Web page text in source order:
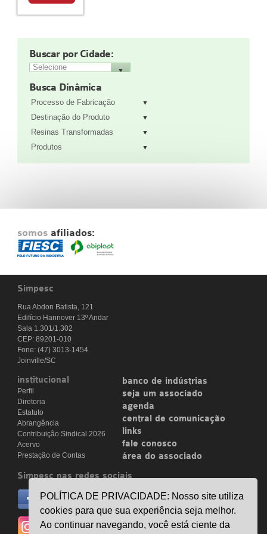
SEJA UM ASSOCIADO
VAGAS
Buscar por Cidade:
Busca Dinâmica
Processo de Fabricação
Destinação do Produto
Resinas Transformadas
Produtos
somos afiliados:
Simpesc
Rua Abdon Batista, 121
Edifício Hannover 13º Andar
Sala 1.301/1.302
CEP: 89201-010
Fone: (47) 3013-1454
Joinville/SC
institucional
Perfil
Diretoria
Estatuto
Abrangência
Contribuição Sindical 2026
Acervo
Prestação de Contas
banco de indústrias
seja um associado
agenda
central de comunicação
links
fale conosco
área do associado
Simpesc nas redes sociais
no facebook
/simpesc
no instagram
@simpescplasticos
POLÍTICA DE PRIVACIDADE: Nosso site utiliza
cookies para que sua experiência seja melhor.
Ao continuar navegando, você está ciente da